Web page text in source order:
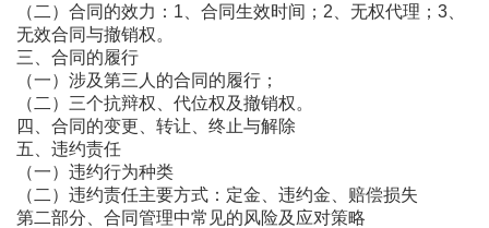
（二）合同的效力：1、合同生效时间；2、无权代理；3、
无效合同与撤销权。
三、合同的履行
（一）涉及第三人的合同的履行；
（二）三个抗辩权、代位权及撤销权。
四、合同的变更、转让、终止与解除
五、违约责任
（一）违约行为种类
（二）违约责任主要方式：定金、违约金、赔偿损失
第二部分、合同管理中常见的风险及应对策略